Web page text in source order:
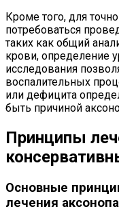
Кроме того, для
потребоваться
таких как общий
крови, определение
исследования
воспалительных
или дефицита
быть причиной
Принципы
Основные
лечения